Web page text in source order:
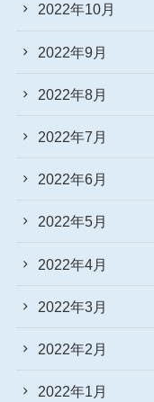
2022年10月
2022年9月
2022年8月
2022年7月
2022年6月
2022年5月
2022年4月
2022年3月
2022年2月
2022年1月